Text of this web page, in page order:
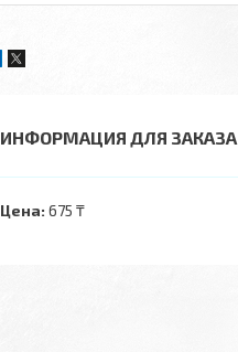
ИНФОРМАЦИЯ ДЛЯ ЗАКАЗА
Цена: 675 ₸